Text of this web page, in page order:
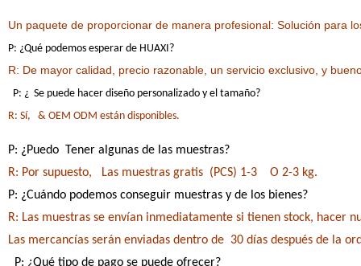
Un paquete de proporcionar de manera profesional: Solución para
P: ¿Qué podemos esperar de HUAXI?
R: De mayor calidad, precio razonable, un servicio exclusivo, y
P: ¿ Se puede hacer diseño personalizado y el tamaño?
R: Sí, & OEM ODM están disponibles.
P: ¿Puedo Tener algunas de las muestras?
R: Por supuesto, Las muestras gratis (PCS) 1-3 O 2-3 kg.
P: ¿Cuándo podemos conseguir muestras y de los bienes?
R: Las muestras se envían inmediatamente si tienen stock,
Las mercancías serán enviadas dentro de 30 días después de
P: ¿Qué tipo de pago se puede ofrecer?